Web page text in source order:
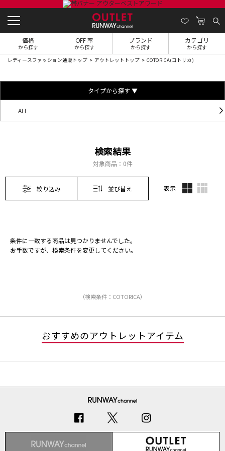
価格
から探す
OFF 率
から探す
ブランド
から探す
カテゴリ
から探す
レディースファッション通販トップ アウトレットトップ COTORICA(コトリカ)
タイプから探す ▼
ALL
検索結果
対象商品： 0件
絞り込み 並び替え 表示
条件に一致する商品は見つかりませんでした。
お手数ですが、検索条件を変更してください。
（検索条件：COTORICA）
おすすめのアウトレットアイテム